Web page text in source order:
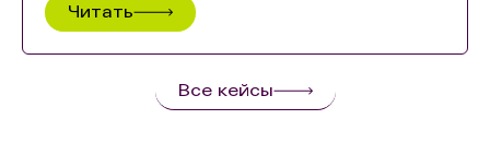
Читать
Все кейсы